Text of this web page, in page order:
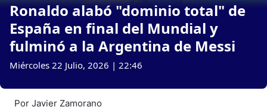
Ronaldo alabó "dominio total" de
España en final del Mundial y
fulminó a la Argentina de Messi
Miércoles 22 Julio, 2026 | 22:46
Por Javier Zamorano